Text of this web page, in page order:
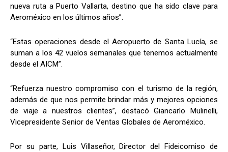
nueva ruta a Puerto Vallarta, destino que ha sido clave para
Aeroméxico en los últimos años”.
“Estas operaciones desde el Aeropuerto de Santa Lucía, se
suman a los 42 vuelos semanales que tenemos actualmente
desde el AICM”.
“Refuerza nuestro compromiso con el turismo de la región,
además de que nos permite brindar más y mejores opciones
de viaje a nuestros clientes”, destacó Giancarlo Mulinelli,
Vicepresidente Senior de Ventas Globales de Aeroméxico.
Por su parte, Luis Villaseñor, Director del Fideicomiso de